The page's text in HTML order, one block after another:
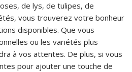
de lys, de tulipes, de
vous trouverez votre bonheur
disponibles. Que vous
ou les variétés plus
à vos attentes. De plus, si vous
pour ajouter une touche de